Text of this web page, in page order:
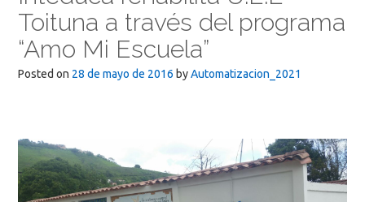
Toituna a través del programa
“Amo Mi Escuela”
Posted on 28 de mayo de 2016 byAutomatizacion_2021